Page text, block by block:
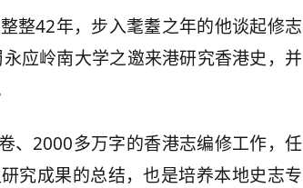
整42年，步入耄耋之年的他谈起修志
应岭南大学之邀来港研究香港史，并
、2000多万字的香港志编修工作，任
究成果的总结，也是培养本地史志专